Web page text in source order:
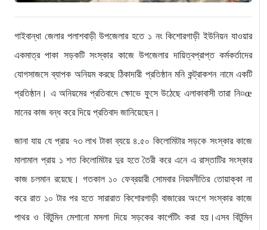
গাইবান্ধা জেলার পলাশবাড়ী উপজেলার হতে ১ নং কিশোরগাড়ী ইউনিয়ন যাওয়ার
একমাত্র পাকা সড়কটি সংস্কার কাজে উপজেলার দায়িত্বপ্রাপ্ত কর্মকর্তাদের
যোগসাজসে ব্যাপক অনিয়ম করছে ঠিকাদারী প্রতিষ্ঠান মনি কন্ট্রাকশন নামে একটি
প্রতিষ্ঠান। এ অনিয়মের প্রতিবাদে ক্ষোভে ফুসে উঠেছে এলাকাবাসী তারা নি¤œ
মানের কাজ বন্ধ করে দিয়ে প্রতিবাদ জানিয়েছেন।
জানা যায় যে প্রায় ৭৩ লাখ টাকা ব্যয়ে ৪.৫০ কিলোমিটার সড়কে সংস্কার কাজে
মালামাল প্রায় ১ শত কিলোমিটার দুর হতে তৈরী করে এনে এ রাস্তাটির সংস্কার
কাজ চলমান রয়েছে। গতকাল ১০ ফেব্রয়ারী সোমবার নিয়মনীতির তোয়াক্কা না
করে রাত ১০ টার পর হতে সারারাত কিশোরগাড়ী বাজারের অংশে সংস্কার কাজে
পাথর ও বিটুমিন মেশানো মসলা দিয়ে সড়কের কার্পেটিং করা হয়।এসব বিটুমিন